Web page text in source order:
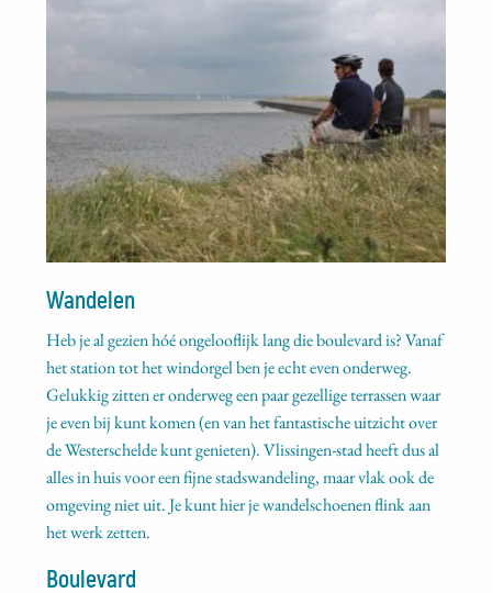
Wandelen
Heb je al gezien hóé ongelooflijk lang die boulevard is? Vanaf
het station tot het windorgel ben je echt even onderweg.
Gelukkig zitten er onderweg een paar gezellige terrassen waar
je even bij kunt komen (en van het fantastische uitzicht over
de Westerschelde kunt genieten). Vlissingen-stad heeft dus al
alles in huis voor een fijne stadswandeling, maar vlak ook de
omgeving niet uit. Je kunt hier je wandelschoenen flink aan
het werk zetten.
Boulevard